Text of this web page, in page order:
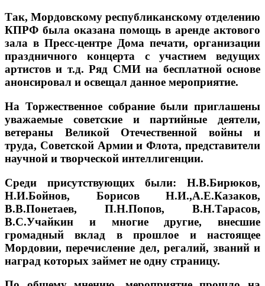
Так, Мордовскому республиканскому отделению
КПРФ была оказана помощь в аренде актового
зала в Пресс-центре Дома печати, организации
праздничного концерта с участием ведущих
артистов и т.д. Ряд СМИ на бесплатной основе
анонсировал и освещал данное мероприятие.
На Торжественное собрание были приглашены
уважаемые советские и партийные деятели,
ветераны Великой Отечественной войны и
труда, Советской Армии и Флота, представители
научной и творческой интеллигенции.
Среди присутствующих были: Н.В.Бирюков,
Н.И.Бойнов, Борисов Н.И.,А.Е.Казаков,
В.В.Понетаев, П.Н.Попов, В.Н.Тарасов,
В.С.Учайкин и многие другие, внесшие
громадный вклад в прошлое и настоящее
Мордовии, перечисление дел, регалий, званий и
наград которых займет не одну страницу.